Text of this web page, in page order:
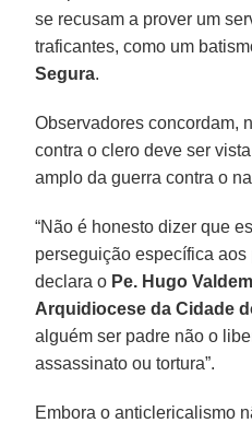
se recusam a prover um
traficantes, como um
Segura.
Observadores concordam,
contra o clero deve ser
amplo da guerra contra o
“Não é honesto dizer que
perseguição específica aos
declara o Pe. Hugo
Arquidiocese da Cidade
alguém ser padre não o
assassinato ou tortura”.
Embora o anticlericalismo